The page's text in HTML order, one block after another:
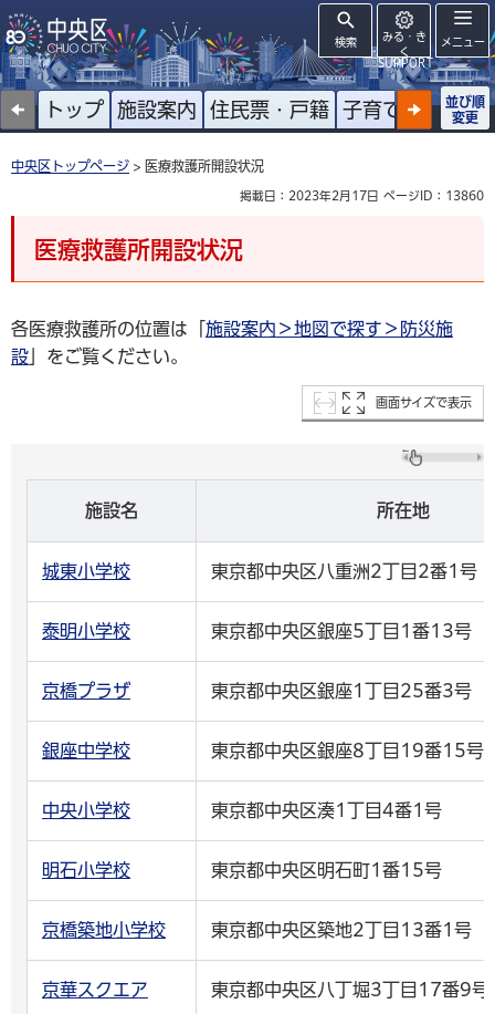
検索
みる・き
く
SUPPORT
メニュー
トップ 施設案内 住民票・戸籍 子育て 高齢者
並び順
変更
中央区トップページ > 医療救護所開設状況
掲載日：2023年2月17日 ページID：13860
医療救護所開設状況
各医療救護所の位置は「 施設案内＞地図で探す＞防災施
設 」をご覧ください。
画面サイズで表示
施設名 所在地
城東小学校 東京都中央区八重洲2丁目2番1号
泰明小学校 東京都中央区銀座5丁目1番13号
京橋プラザ 東京都中央区銀座1丁目25番3号
銀座中学校 東京都中央区銀座8丁目19番15号
中央小学校 東京都中央区湊1丁目4番1号
明石小学校 東京都中央区明石町1番15号
京橋築地小学校 東京都中央区築地2丁目13番1号
京華スクエア 東京都中央区八丁堀3丁目17番9号